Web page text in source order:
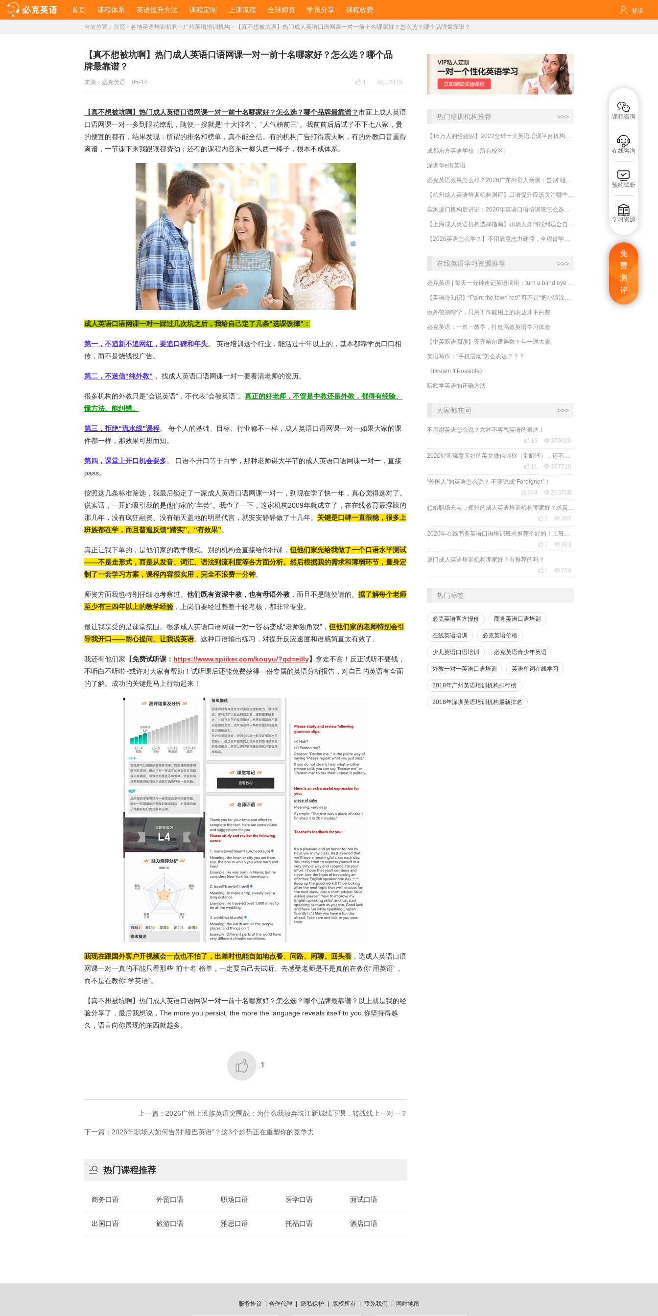
首页 课程体系 英语提升方法 课程定制 上课流程 全球师资 学员分享 课程收费  登录

课程咨询

在线咨询

预约试听

学习资源
免
费
测
评
当前位置： 首页 > 各地英语培训机构 > 广州英语培训机构 > ​【真不想被坑啊】热门成人英语口语网课一对一前十名哪家好？怎么选？哪个品牌最靠谱？
​【真不想被坑啊】热门成人英语口语网课一对一前十名哪家好？怎么选？哪个品
牌最靠谱？
 1  12445
来源： 必克英语 05-14
【真不想被坑啊】热门成人英语口语网课一对一前十名哪家好？怎么选？哪个品牌最靠谱？市面上成人英语
口语网课一对一多到眼花缭乱，随便一搜就是“十大排名”、“人气榜前三”。我前前后后试了不下七八家，贵
的便宜的都有，结果发现：所谓的排名和榜单，真不能全信。有的机构广告打得震天响，有的外教口音重得
离谱，一节课下来我跟读都费劲；还有的课程内容东一榔头西一棒子，根本不成体系。
成人英语口语网课一对一踩过几次坑之后，我给自己定了几条“选课铁律”：
第一，不追新不追网红，要追口碑和年头。 英语培训这个行业，能活过十年以上的，基本都靠学员口口相
传，而不是烧钱投广告。
第二，不迷信“纯外教” ， 找成人英语口语网课一对一要看清老师的资历。
很多机构的外教只是“会说英语”，不代表“会教英语”。 真正的好老师，不管是中教还是外教，都得有经验、
懂方法、能纠错。
第三，拒绝“流水线”课程。 每个人的基础、目标、行业都不一样，成人英语口语网课一对一如果大家的课
件都一样，那效果可想而知。
第四，课堂上开口机会要多。 口语不开口等于白学，那种老师讲大半节的成人英语口语网课一对一，直接
pass。
按照这几条标准筛选，我最后锁定了一家成人英语口语网课一对一，到现在学了快一年，真心觉得选对了。
说实话，一开始吸引我的是他们家的“年龄”。我查了一下，这家机构2009年就成立了，在在线教育最浮躁的
那几年，没有疯狂融资、没有铺天盖地的明星代言，就安安静静做了十几年。 关键是口碑一直很稳，很多上
班族都在学，而且普遍反馈“踏实”、“有效果”。
真正让我下单的，是他们家的教学模式。别的机构会直接给你排课， 但他们家先给我做了一个口语水平测试
——不是走形式，而是从发音、词汇、语法到流利度等各方面分析。然后根据我的需求和薄弱环节，量身定
制了一套学习方案，课程内容很实用，完全不浪费一分钟。
师资方面我也特别仔细地考察过。 他们既有资深中教，也有母语外教 ，而且不是随便请的。 据了解每个老师
至少有三四年以上的教学经验 ，上岗前要经过整整十轮考核，都非常专业。
最让我享受的是课堂氛围。很多成人英语口语网课一对一容易变成“老师独角戏”， 但他们家的老师特别会引
导我开口——耐心提问、让我说英语。这种口语输出练习，对提升反应速度和语感简直太有效了。
我还有他们家 【免费试听课： https://www.spiiker.com/kouyu/?qd=eilly】 拿走不谢！反正试听不要钱，
不听白不听啦~或许对大家有帮助！试听课后还能免费获得一份专属的英语分析报告，对自己的英语有全面
的了解。成功的关键是马上行动起来！
我现在跟国外客户开视频会一点也不怕了，出差时也能自如地点餐、问路、闲聊。回头看 ，选成人英语口语
网课一对一真的不能只看那些“前十名”榜单，一定要自己去试听、去感受老师是不是真的在教你“用英语”，
而不是在教你“学英语”。
【真不想被坑啊】热门成人英语口语网课一对一前十名哪家好？怎么选？哪个品牌最靠谱？以上就是我的经
验分享了，最后我想说，The more you persist, the more the language reveals itself to you.你坚持得越
久，语言向你展现的东西就越多。
 1
上一篇：2026广州上班族英语突围战：为什么我放弃珠江新城线下课，转战线上一对一？
下一篇：2026年职场人如何告别“哑巴英语”？这3个趋势正在重塑你的竞争力
 热门课程推荐
商务口语 外贸口语 职场口语 医学口语 面试口语
出国口语 旅游口语 雅思口语 托福口语 酒店口语
热门培训机构推荐 >>>
成都东方英语学校（所有校区）
深圳华e街英语
在线英语学习资源推荐 >>>
做外贸别瞎学，只用工作能用上的表达才不白费
必克英语：一对一教学，打造高效英语学习体验
【中英双语阅读】齐齐哈尔遭遇数十年一遇大雪
英语写作：“手机震动”怎么表达？？？
《Dream It Possible》
听歌学英语的正确方法
大家都在问 >>>
不用谢英语怎么说？六种不客气英语的表达！
 15  370028
 11  337720
“外国人”的英语怎么说？ 不要说成“Foreigner”！
 244  293708
 1  367
 1 423
厦门成人英语培训机构哪家好？有推荐的吗？
 1  759
热门标签
必克英语官方报价 商务英语口语培训
在线英语培训 必克英语价格
少儿英语口语培训 必克英语青少年英语
外教一对一英语口语培训 英语单词在线学习
2018年广州英语培训机构排行榜
2018年深圳英语培训机构最新排名
服务协议 合作代理 隐私保护 版权所有 联系我们 网站地图